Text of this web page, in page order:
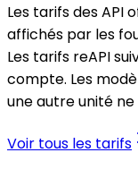
Les tarifs des API
affichés par les
Les tarifs reAPI
compte. Les
une autre unité
Voir tous les tarifs